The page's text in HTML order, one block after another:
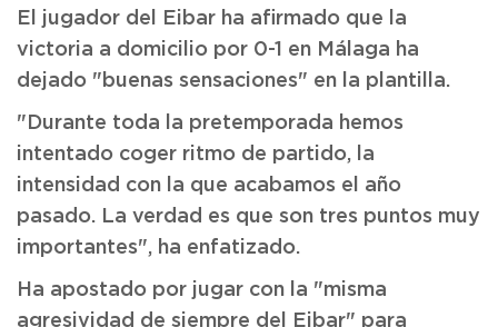
El jugador del Eibar ha afirmado que la
victoria a domicilio por 0-1 en Málaga ha
dejado "buenas sensaciones" en la plantilla.
"Durante toda la pretemporada hemos
intentado coger ritmo de partido, la
intensidad con la que acabamos el año
pasado. La verdad es que son tres puntos muy
importantes", ha enfatizado.
Ha apostado por jugar con la "misma
agresividad de siempre del Eibar" para